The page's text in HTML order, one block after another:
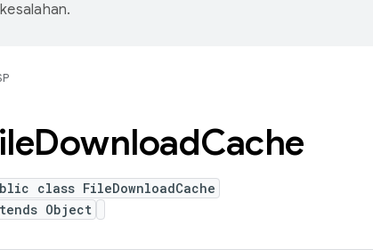
kesalahan.
DownloadCache
class FileDownloadCache
Object